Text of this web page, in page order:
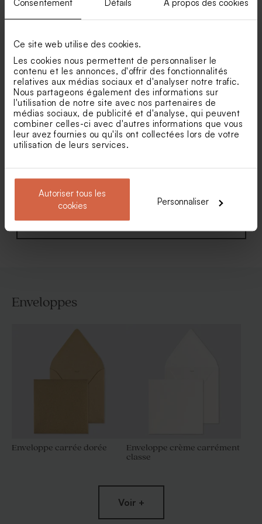
Consentement Détails À propos des cookies
Ce site web utilise des cookies.
Les cookies nous permettent de personnaliser le
contenu et les annonces, d'offrir des fonctionnalités
relatives aux médias sociaux et d'analyser notre trafic.
Nous partageons également des informations sur
l'utilisation de notre site avec nos partenaires de
médias sociaux, de publicité et d'analyse, qui peuvent
combiner celles-ci avec d'autres informations que vous
leur avez fournies ou qu'ils ont collectées lors de votre
utilisation de leurs services.
Autoriser tous les
cookies
Personnaliser
mariage cloche dorée
amande 1 kg (± 300 ex)
satin bouquet floral rose et
blanc
papier recyclé (et fleurs
séchées*)
Voir toute la collection Faire-part mariage
Enveloppes
Enveloppe carrée dorée
Enveloppe crème carrément
classe
Voir +